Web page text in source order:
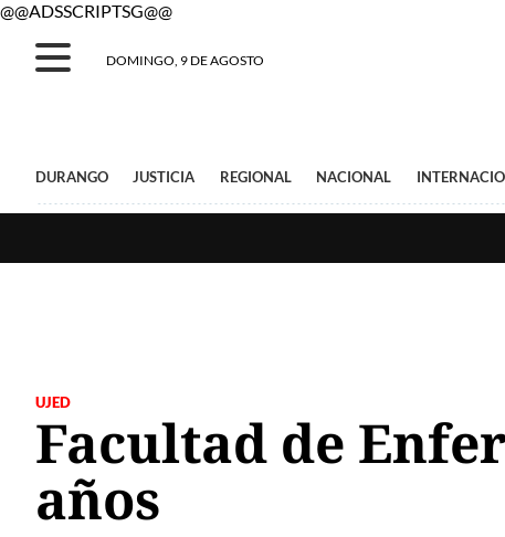
@@ADSSCRIPTSG@@
DOMINGO, 9 DE AGOSTO
DURANGO JUSTICIA REGIONAL NACIONAL
UJED
Facultad de
años